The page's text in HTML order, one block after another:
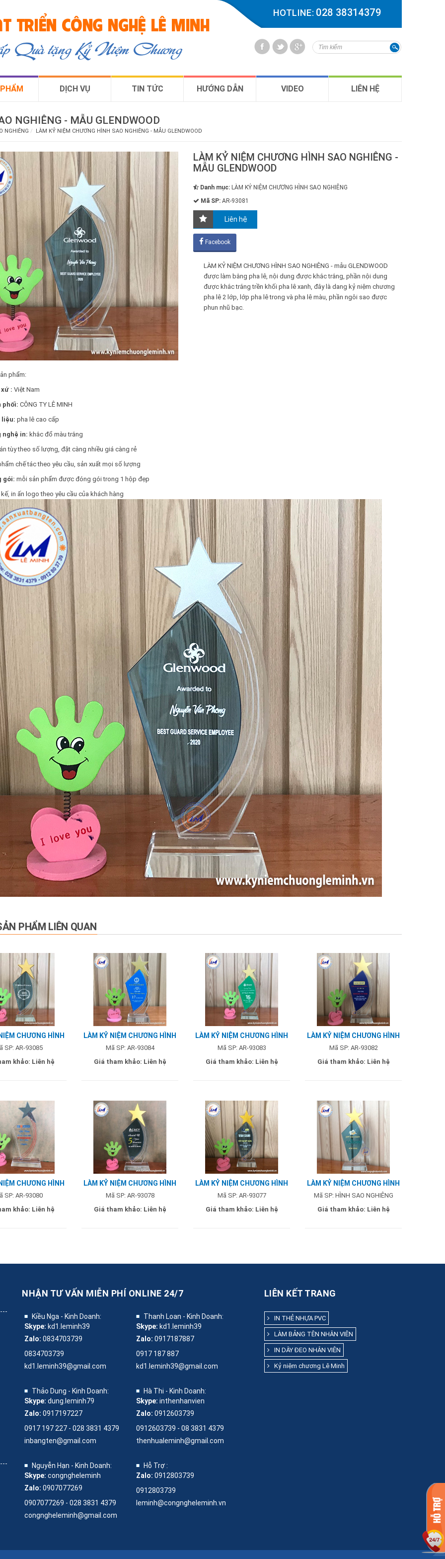
TRIỂN CÔNG NGHỆ LÊ MINH
Quà tặng Kỷ Niệm Chương
HOTLINE: 028 38314379
DỊCH VỤ TIN TỨC HƯỚNG DẪN VIDEO LIÊN HỆ
NGHIÊNG - MẪU GLENDWOOD
NGHIÊNG LÀM KỶ NIỆM CHƯƠNG HÌNH SAO NGHIÊNG - MẪU GLENDWOOD
LÀM KỶ NIỆM CHƯƠNG HÌNH SAO NGHIÊNG -
MẪU GLENDWOOD
Danh mục: LÀM KỶ NIỆM CHƯƠNG HÌNH SAO NGHIÊNG
Mã SP: AR-93081
Liên hệ
Facebook
LÀM KỶ NIỆM CHƯƠNG HÌNH SAO NGHIÊNG - mẫu GLENDWOOD
được làm bằng pha lê, nội dung được khắc trắng, phần nội dung
được khắc trắng trền khối pha lê xanh, đây là dang kỷ niệm chương
pha lê 2 lớp, lớp pha lê trong và pha lê màu, phần ngôi sao được
phun nhũ bạc.
phẩm:
: Việt Nam
phối: CÔNG TY LÊ MINH
liệu: pha lê cao cấp
nghệ in: khắc đổ màu trắng
tùy theo số lượng, đặt càng nhiều giá càng rẻ
chế tác theo yêu cầu, sản xuất mọi số lượng
gói: mỗi sản phẩm được đóng gói trong 1 hộp đẹp
in ấn logo theo yêu cầu của khách hàng
PHẨM LIÊN QUAN
CHƯƠNG HÌNH
- MẪU VVS
SP: AR-93085
khảo: Liên hệ
LÀM KỶ NIỆM CHƯƠNG HÌNH
SAO NGHIÊNG - MẪU QUỐC
Mã SP: AR-93084
Giá tham khảo: Liên hệ
LÀM KỶ NIỆM CHƯƠNG HÌNH
SAO NGHIÊNG - MẪU OLAM
Mã SP: AR-93083
Giá tham khảo: Liên hệ
LÀM KỶ NIỆM CHƯƠNG HÌNH
SAO NGHIÊNG - MẪU NAM Á
Mã SP: AR-93082
Giá tham khảo: Liên hệ
CHƯƠNG HÌNH
NGHIÊNG - MẪU
SP: AR-93080
khảo: Liên hệ
LÀM KỶ NIỆM CHƯƠNG HÌNH
SAO NGHIÊNG - MẪU ACACY
Mã SP: AR-93078
Giá tham khảo: Liên hệ
LÀM KỶ NIỆM CHƯƠNG HÌNH
SAO NGHIÊNG - MẪU FIT365
Mã SP: AR-93077
Giá tham khảo: Liên hệ
LÀM KỶ NIỆM CHƯƠNG HÌNH
SAO NGHIÊNG - MẪU AN PHÚ
Mã SP: HÌNH SAO NGHIÊNG
Giá tham khảo: Liên hệ
NHẬN TƯ VẤN MIỄN PHÍ ONLINE 24/7
Kiều Nga - Kinh Doanh:
Skype: kd1.leminh39
Zalo: 0834703739
0834703739
kd1.leminh39@gmail.com
Thanh Loan - Kinh Doanh:
Skype: kd1.leminh39
Zalo: 0917187887
0917 187 887
kd1.leminh39@gmail.com
Thảo Dung - Kinh Doanh:
Skype: dung.leminh79
Zalo: 0917197227
0917 197 227 - 028 3831 4379
inbangten@gmail.com
Hà Thi - Kinh Doanh:
Skype: inthenhanvien
Zalo: 0912603739
0912603739 - 08 3831 4379
thenhualeminh@gmail.com
Nguyễn Hạn - Kinh Doanh:
Skype: congngheleminh
Zalo: 0907077269
0907077269 - 028 3831 4379
congngheleminh@gmail.com
Hỗ Trợ :
Zalo: 0912803739
0912803739
leminh@congngheleminh.vn
LIÊN KẾT TRANG
IN THẺ NHỰA PVC
LÀM BẢNG TÊN NHÂN VIÊN
IN DÂY ĐEO NHÂN VIÊN
Kỷ niệm chương Lê Minh